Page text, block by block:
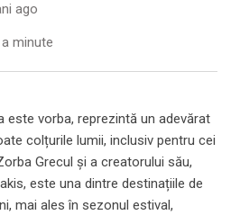
ago
minute
este vorba, reprezintă un adevărat
colțurile lumii, inclusiv pentru cei
Grecul și a creatorului său,
este una dintre destinațiile de
mai ales în sezonul estival,